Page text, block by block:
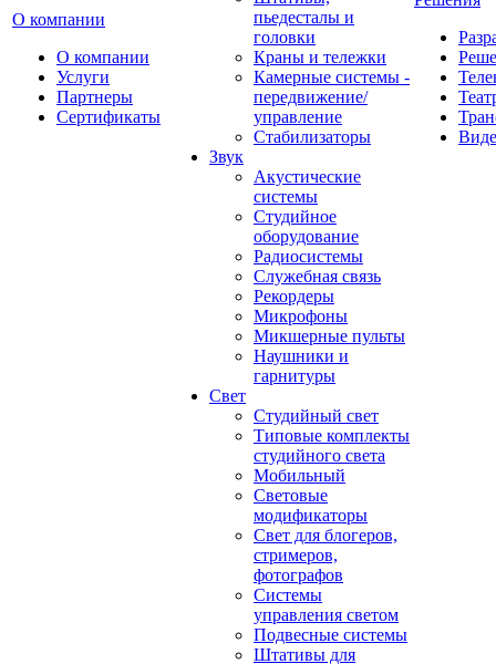
О компании
О компании
Услуги
Партнеры
Сертификаты
пьедесталы и
головки
Краны и тележки
Камерные системы -
передвижение/
управление
Стабилизаторы
Звук
Акустические
системы
Студийное
оборудование
Радиосистемы
Служебная связь
Рекордеры
Микрофоны
Микшерные пульты
Наушники и
гарнитуры
Свет
Студийный свет
Типовые комплекты
студийного света
Мобильный
Световые
модификаторы
Свет для блогеров,
стримеров,
фотографов
Системы
управления светом
Подвесные системы
Штативы для